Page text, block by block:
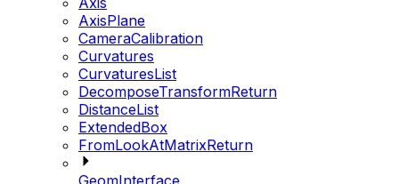
AxisPlane
CameraCalibration
Curvatures
CurvaturesList
DecomposeTransformReturn
DistanceList
ExtendedBox
FromLookAtMatrixReturn
GeomInterface